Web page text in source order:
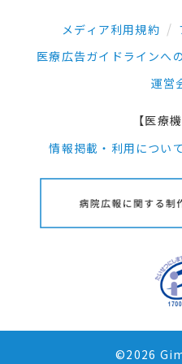
メディア利用規約
医療広告ガイドラインへ
運営
【医療
情報掲載・利用につい
©2026